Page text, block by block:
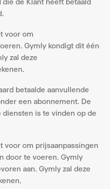
voor om
Gymly kondigt dit één
zal deze
betaalde aanvullende
een abonnement. De
is te vinden op de
voor om prijsaanpassingen
door te voeren. Gymly
aan. Gymly zal deze